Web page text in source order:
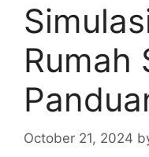
Rumah
October 21, 2024